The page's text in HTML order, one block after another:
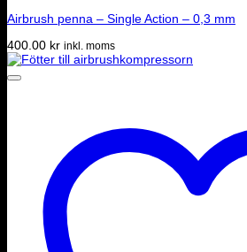
Airbrush penna – Single Action – 0,3 mm
400.00 kr inkl. moms